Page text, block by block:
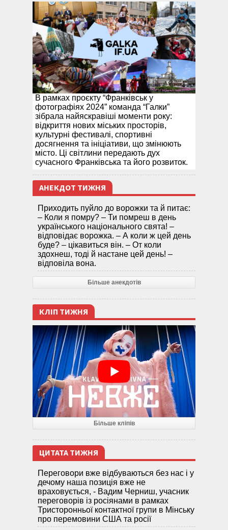
В рамках проєкту “Франківськ у
фотографіях 2024” команда “Галки”
зібрала найяскравіші моменти року:
відкриття нових міських просторів,
культурні фестивалі, спортивні
досягнення та ініціативи, що змінюють
місто. Ці світлини передають дух
сучасного Франківська та його розвиток.
АНЕКДОТ ТИЖНЯ
Приходить пуйло до ворожки та й питає:
– Коли я помру? – Ти помреш в день
українського національного свята! –
відповідає ворожка. – А коли ж цей день
буде? – цікавиться він. – От коли
здохнеш, тоді й настане цей день! –
відповіла вона.
Більше анекдотів
КЛІП ТИЖНЯ
Більше кліпів
ЦИТАТА ТИЖНЯ
Переговори вже відбуваються без нас і у
дечому наша позиція вже не
враховується, - Вадим Черниш, учасник
переговорів із росіянами в рамках
Тристоронньої контактної групи в Мінську
про перемовини США та росії